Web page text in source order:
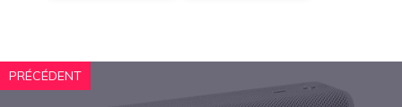
PRÉCÉDENT